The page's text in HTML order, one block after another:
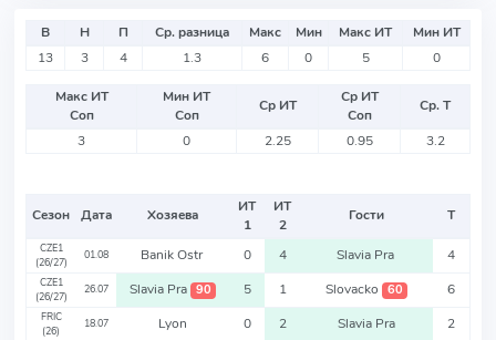
В Н П Ср. разница Макс Мин Макс ИТ
Мин ИТ
13
3 4 1.3 6 0 5 0
Макс ИТ
Соп
Мин ИТ
Соп
Ср ИТ
Ср ИТ
Соп
Ср. Т
3
0 2.25 0.95 3.2
Сезон Дата Хозяева
ИТ
1
ИТ
2
Гости Т
CZE1
(26/27)
01.08 Banik Ostr 0 4 Slavia Pra 4
CZE1
(26/27)
26.07 Slavia Pra 90 5 1 Slovacko 60 6
FRIC
(26)
18.07 Lyon 0 2 Slavia Pra 2